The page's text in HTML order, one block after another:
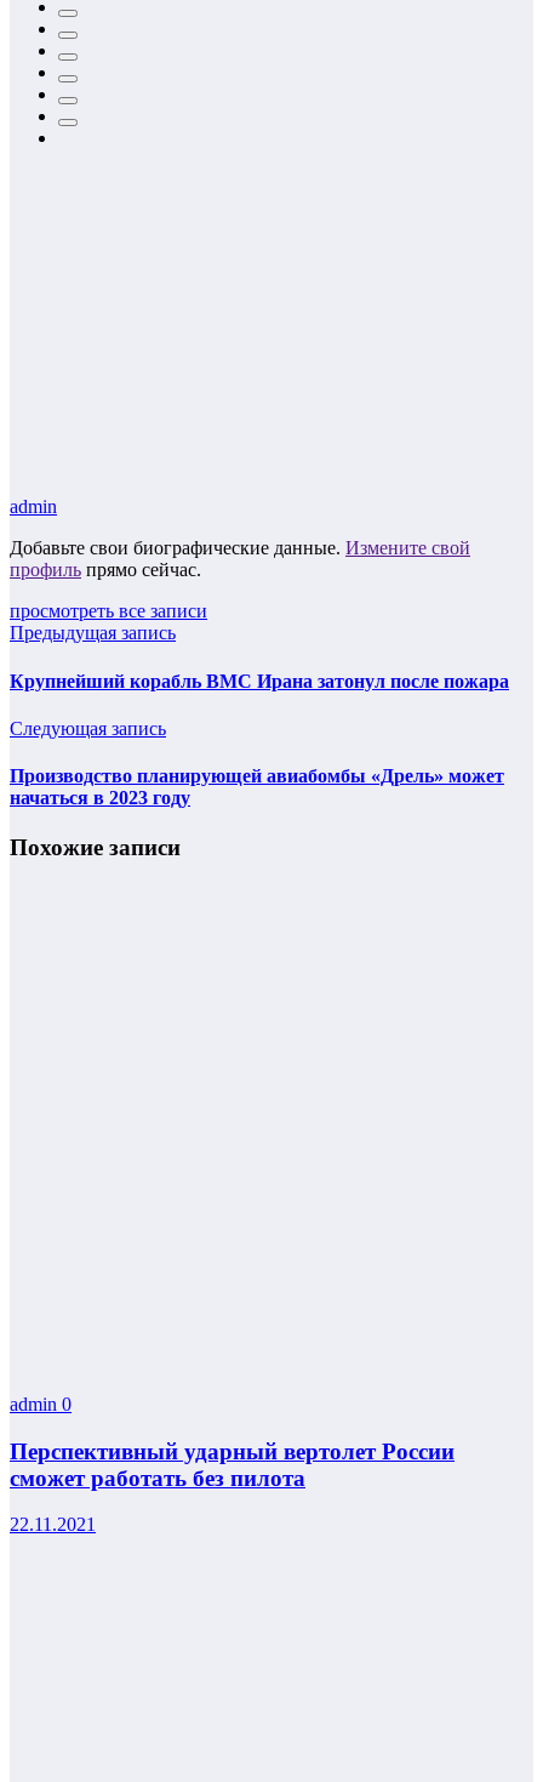
admin
Добавьте свои биографические данные. Измените свой
профиль прямо сейчас.
просмотреть все записи
Предыдущая запись
Крупнейший корабль ВМС Ирана затонул после пожара
Следующая запись
Производство планирующей авиабомбы «Дрель» может
начаться в 2023 году
Похожие записи
admin 0
Перспективный ударный вертолет России
сможет работать без пилота
22.11.2021